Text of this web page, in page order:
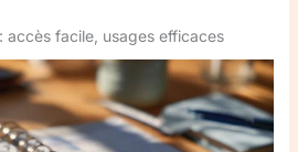
accès facile, usages efficaces